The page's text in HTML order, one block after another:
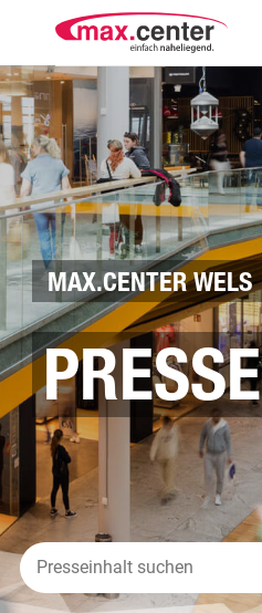
MAX.CENTER WELS
PRESSE
PRESSEAUSSENDUNGEN
Center & Marken
Events
Services
MEDIAGALERIE
PRESSEKONTAKT